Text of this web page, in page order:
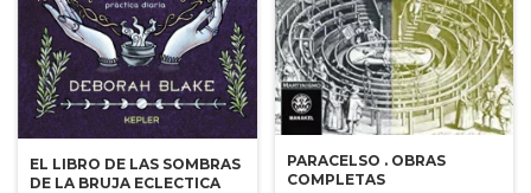
EL LIBRO DE LAS SOMBRAS
DE LA BRUJA ECLECTICA
PARACELSO . OBRAS
COMPLETAS